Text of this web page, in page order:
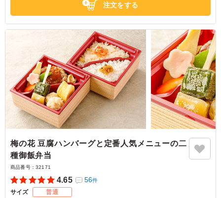
注文をする
梅の花 豆腐ハンバーグと定番人気メニューの二
種御飯弁当
商品番号： 32171
4.65 56件
サイズ 普通